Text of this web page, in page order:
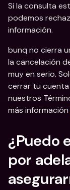
Si la consulta
podemos
información.
bunq no cierra
la cancelación
muy en serio.
cerrar tu
nuestros
más información
¿Puedo
por